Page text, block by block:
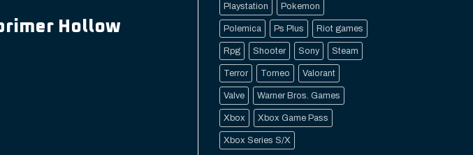
Hollow
Playstation Pokemon
Polemica Ps Plus Riot games
Rpg Shooter Sony Steam
Terror Torneo Valorant
Valve Warner Bros. Games
Xbox Xbox Game Pass
Xbox Series S/X